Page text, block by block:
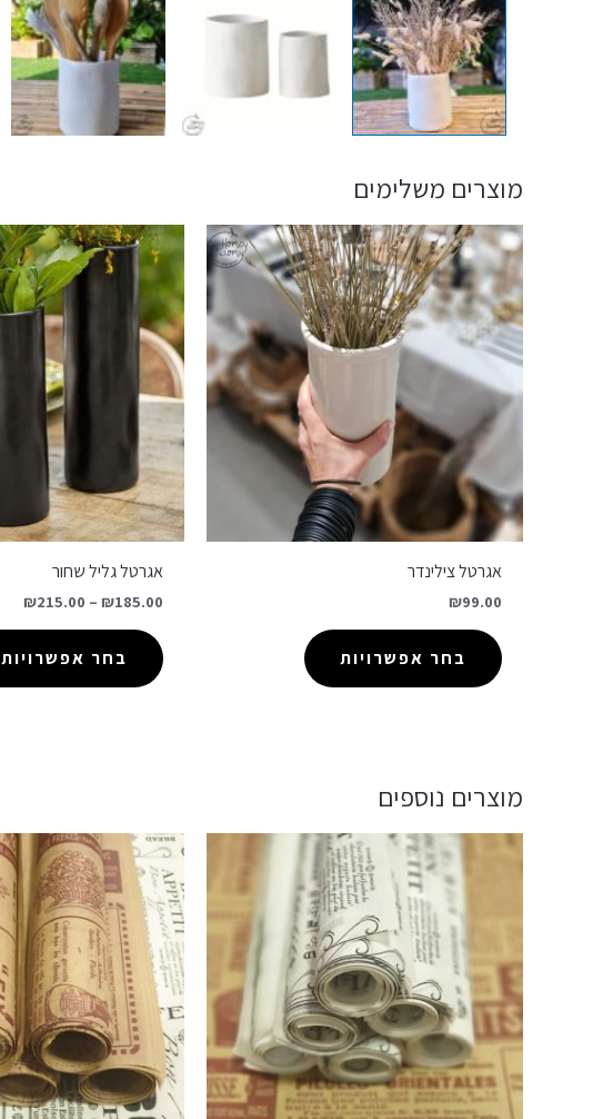
מוצרים משלימים
אגרטל צילינדר
₪99.00
בחר אפשרויות
אגרטל גליל שחור
₪185.00
–
₪215.00
בחר אפשרויות
מוצרים נוספים